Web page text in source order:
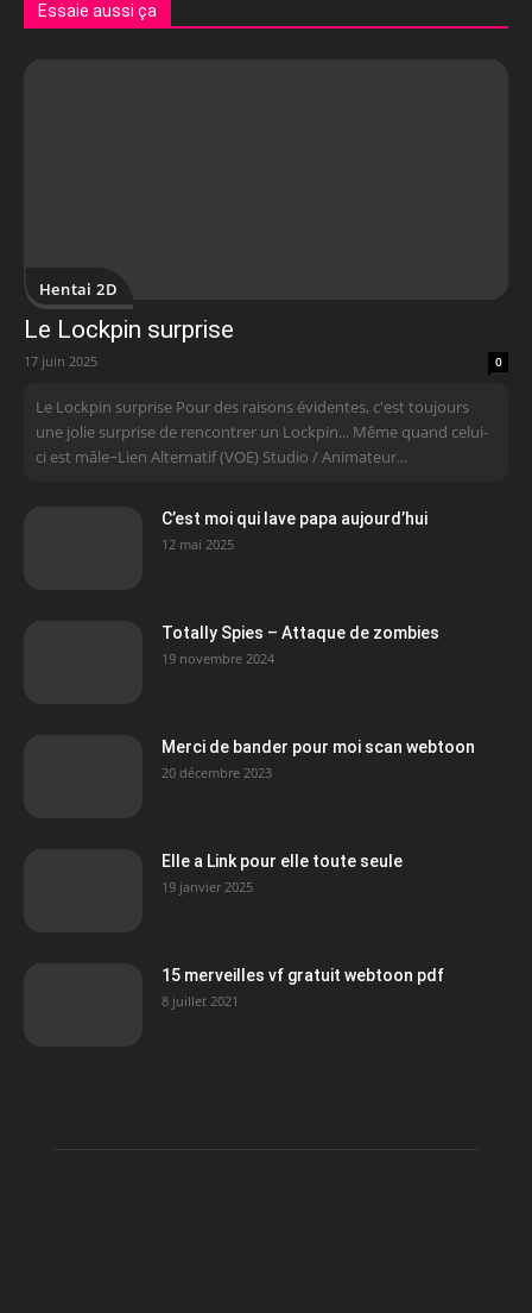
Essaie aussi ça
Hentai 2D
Le Lockpin surprise
17 juin 2025 0
Le Lockpin surprise Pour des raisons évidentes, c'est toujours
une jolie surprise de rencontrer un Lockpin... Même quand celui-
ci est mâle~Lien Alternatif (VOE) Studio / Animateur...
C’est moi qui lave papa aujourd’hui
12 mai 2025
Totally Spies – Attaque de zombies
19 novembre 2024
Merci de bander pour moi scan webtoon
20 décembre 2023
Elle a Link pour elle toute seule
19 janvier 2025
15 merveilles vf gratuit webtoon pdf
8 juillet 2021